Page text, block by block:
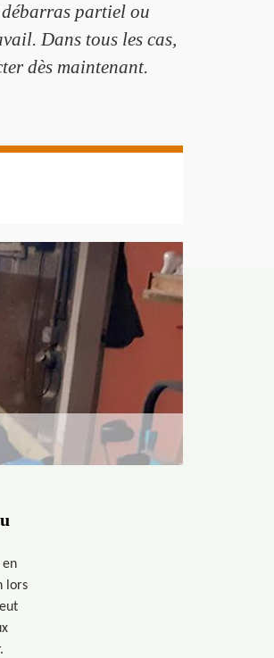
partiel ou
Dans tous les cas,
dès maintenant.
lors